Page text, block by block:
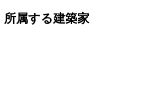
所属する建築家